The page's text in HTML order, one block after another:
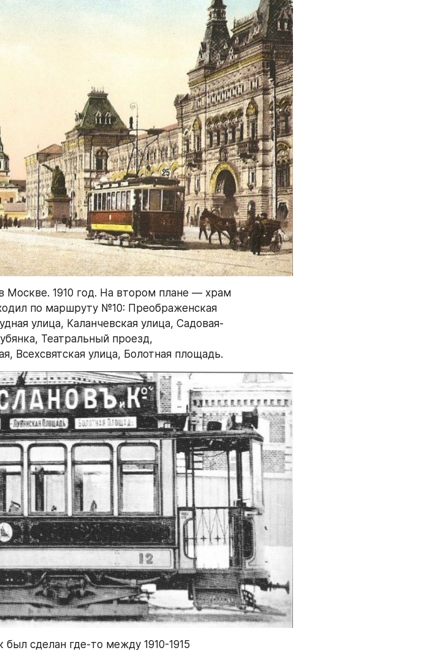
Москве. 1910 год. На втором плане — храм
по маршруту №10: Преображенская
улица, Каланчевская улица, Садовая-
Театральный проезд,
Всехсвятская улица, Болотная площадь.
сделан где-то между 1910-1915